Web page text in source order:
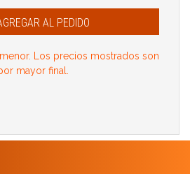
AL PEDIDO
Los precios mostrados son
mayor final.